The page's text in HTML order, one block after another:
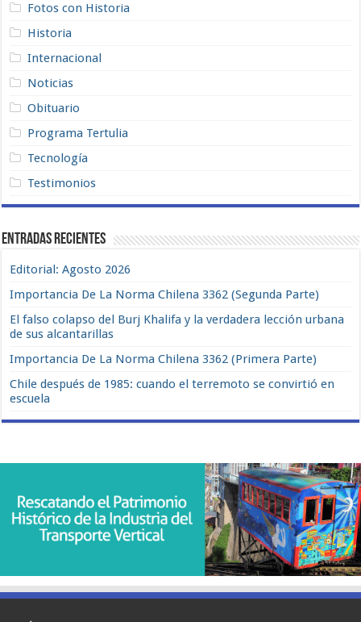
Fotos con Historia
Historia
Internacional
Noticias
Obituario
Programa Tertulia
Tecnología
Testimonios
Entradas recientes
Editorial: Agosto 2026
Importancia De La Norma Chilena 3362 (Segunda Parte)
El falso colapso del Burj Khalifa y la verdadera lección urbana
de sus alcantarillas
Importancia De La Norma Chilena 3362 (Primera Parte)
Chile después de 1985: cuando el terremoto se convirtió en
escuela